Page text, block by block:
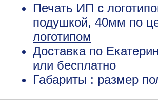
Печать ИП с
подушкой, 40мм по
логотипом
Доставка по
или бесплатно
Габариты : размер